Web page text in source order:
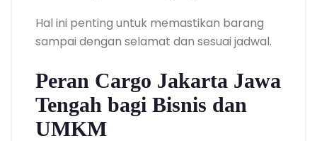
Hal ini penting untuk memastikan barang
sampai dengan selamat dan sesuai jadwal.
Peran Cargo Jakarta Jawa
Tengah bagi Bisnis dan
UMKM